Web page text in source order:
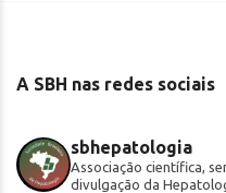
A SBH nas redes sociais
sbhepatologia
Associação científica,
divulgação da